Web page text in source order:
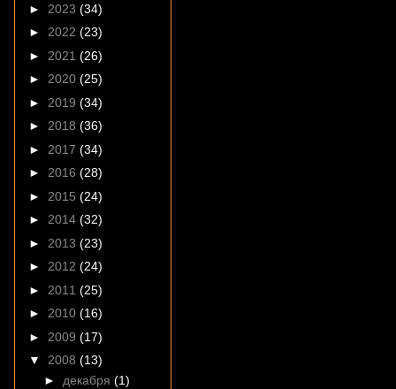
► 2023 (34)
► 2022 (23)
► 2021 (26)
► 2020 (25)
► 2019 (34)
► 2018 (36)
► 2017 (34)
► 2016 (28)
► 2015 (24)
► 2014 (32)
► 2013 (23)
► 2012 (24)
► 2011 (25)
► 2010 (16)
► 2009 (17)
▼ 2008 (13)
► декабря (1)